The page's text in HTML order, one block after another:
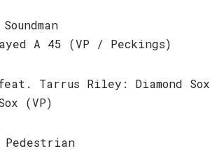
A 45 (VP / Peckings)
Tarrus Riley: Diamond Sox
(VP)